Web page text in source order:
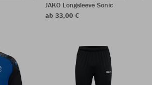
JAKO Longsleeve Sonic
ab 33,00 €